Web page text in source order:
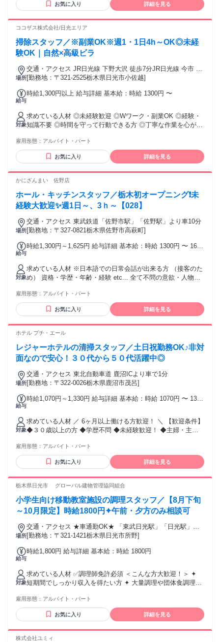
お気に入り 詳細を見る
ココザス株式会社/日光エリア
掃除スタッフ／※副業OK※週1・1日4h～OK◎未経
験OK｜自然×高級ビラ
場所
交通・アクセス JR日光線 下野大沢 徒歩7分JR日光線 今市 徒
歩79分
[勤務地：〒321-2525栃木県日光市小佐越]
給与
時給1,300円以上 給与詳細 基本給：時給 1300円 〜
対象
求めている人材 ◎未経験歓迎 ◎Wワーク・副業OK ◎経験・
知識不要 ◎時間を守って行動できる方 ◎丁寧な作業を心がけ
ます！＞ ・フリーターとして安定収入を得たい方 ・副業／W
ワークを探している方 ・コツコツ作業が得意な方
雇用形態： アルバイト・パート
お気に入り 詳細を見る
かにざんまい 佐野店
ホール・キッチンスタッフ／栃木初オープニング❗未
経験大歓迎✨週1日～、3ｈ～【028】
場所
交通・アクセス 東武鉄道「佐野市駅」「佐野駅」より車10分
[勤務地：〒327-0821栃木県佐野市高萩町]
給与
時給1,300円～1,625円 給与詳細 基本給：時給 1300円 〜 1625
円！（平日・土日祝） ※以降は時給1200円 ※土日祝日は時給
アップ！ →時給1300円！ ■昇給あり（随時） ■深夜給あり
対象
求めている人材 ※日本語での日常会話が出来る方 （接客のた
め） 資格・学歴・年齢・経験 etc... 全て不問の意欲・人物重
のある職場で一緒に働きましょう✊ ✅未経験歓迎 ✅学歴不問
✅主婦・主夫歓迎 ✅学生歓迎 ✅フリーター歓迎 ✅ブランクOK
✅WワークOK（副業） ✅男性活躍中 ✅女性活躍中 ✅20代活躍
―――＊――― 〃=〃✨こんな経験活かせます✨〃=〃 ホー
膳、レジ スーパー、デパ地下、惣菜、弁当、 居酒屋、販売、
接客、受付、飲食業 調理補助、洗い場、食器洗浄、皿洗い と
も全然OK） ―――＊―――＊―――＊―――＊―――
雇用形態： アルバイト・パート
お気に入り 詳細を見る
ホテル プチ・エール
レジャーホテルの清掃スタッフ／土日祝勤務OK♪非対
面なので安心！３０代から５０代活躍中◎
場所
交通・アクセス 東北自動車道 鹿沼ICより車で1分
[勤務地：〒322-0026栃木県鹿沼市茂呂]
給与
時給1,070円～1,330円 給与詳細 基本給：時給 1070円 〜 1330
同じ
対象
求めている人材 ／ 6ヶ月以上働ける方歓迎！ ＼ 【歓迎条件】
◆３０歳以上の方 ◆学歴不問 ◆未経験歓迎！ ◆主婦・主夫
方も歓迎▼ ◆子育ての落ち着いた主婦さん活躍中♪ ◆家事の
経験を活かしてサクッと働きたい方！ ◆キレイ好きな方 ◆安
心して長く働きたい方
雇用形態： アルバイト・パート
お気に入り 詳細を見る
栃木県日光市 グローバル建物管理協同組合
小学生向け移動教室施設の調理スタッフ／【8月下旬
～10月限定】時給1800円✦午前・夕方のみ相談可
場所
交通・アクセス ★車通勤OK★ 「東武日光駅」「日光駅」か
ら車10分 「東武日光駅」から東武バス「丸美」停留所下車徒
[勤務地：〒321-1421栃木県日光市所野]
給与
時給1,800円 給与詳細 基本給：時給 1800円
対象
求めている人材 ✅調理師免許必須 ＜こんな方大歓迎！＞ ✦
短期間でしっかり収入を得たい方 ✦ 大量調理や団体食調理の
✦ 早朝または夕方勤務が可能な方
雇用形態： アルバイト・パート
お気に入り 詳細を見る
株式会社ユミィ